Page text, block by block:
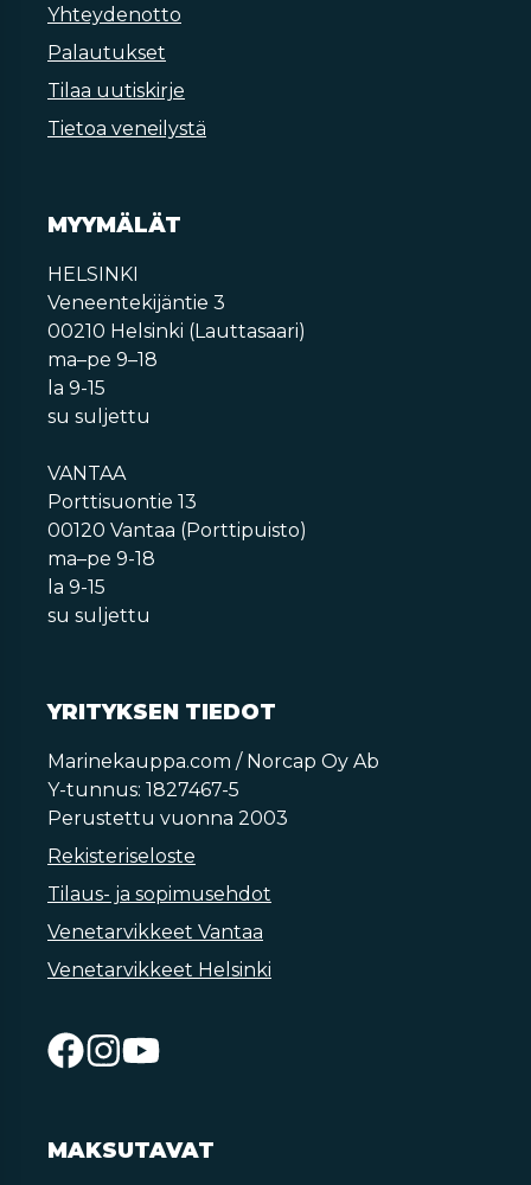
Yhteydenotto
Palautukset
Tilaa uutiskirje
Tietoa veneilystä
MYYMÄLÄT
HELSINKI
Veneentekijäntie 3
00210 Helsinki (Lauttasaari)
ma–pe 9–18
la 9-15
su suljettu
VANTAA
Porttisuontie 13
00120 Vantaa (Porttipuisto)
ma–pe 9-18
la 9-15
su suljettu
YRITYKSEN TIEDOT
Marinekauppa.com / Norcap Oy Ab
Y-tunnus: 1827467-5
Perustettu vuonna 2003
Rekisteriseloste
Tilaus- ja sopimusehdot
Venetarvikkeet Vantaa
Venetarvikkeet Helsinki
MAKSUTAVAT